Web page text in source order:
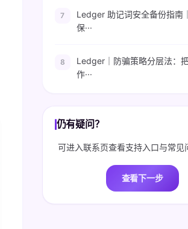
Ledger 助记词安全备份指南
保···
Ledger｜防骗策略分层法：
作···
仍有疑问？
可进入联系页查看支持入口与常见
查看下一步